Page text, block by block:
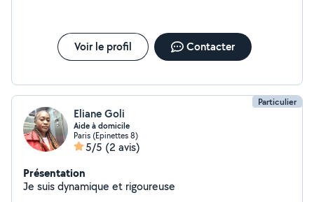
Voir le profil Contacter
Particulier
Eliane Goli
Aide à domicile
Paris (Epinettes 8)
5/5 (2 avis)
Présentation
Je suis dynamique et rigoureuse